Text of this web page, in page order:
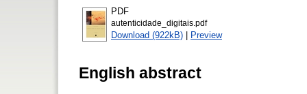
PDF
autenticidade_digitais.pdf
Download (922kB) | Preview
English abstract